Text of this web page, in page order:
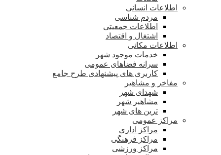
اطلاعات انسانی
مردم شناسی
اطلاعات جمعیتی
اشتغال و اقتصاد
اطلاعات مکانی
خدمات موجود شهر
سرانه فضاهای عمومی
کاربری های پیشنهادی طرح جامع
مفاخر و مشاهیر
شهدای شهر
مشاهیر شهر
ترین های شهر
مراکز عمومی
مراکز اداری
مراکز فرهنگی
مراکز ورزشی